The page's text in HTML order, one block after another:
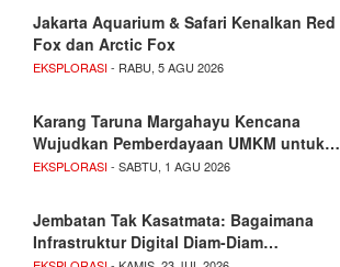
Jakarta Aquarium & Safari Kenalkan Red
Fox dan Arctic Fox
EKSPLORASI- RABU, 5 AGU 2026
Karang Taruna Margahayu Kencana
Wujudkan Pemberdayaan UMKM untuk…
EKSPLORASI- SABTU, 1 AGU 2026
Jembatan Tak Kasatmata: Bagaimana
Infrastruktur Digital Diam-Diam…